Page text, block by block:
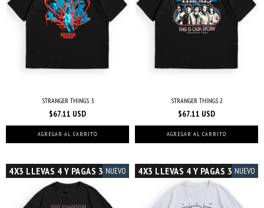
STRANGER THINGS 3
$67.11 USD
AGREGAR AL CARRITO
STRANGER THINGS 2
$67.11 USD
AGREGAR AL CARRITO
4X3 LLEVAS 4 Y PAGAS 3 NUEVO 4X3 LLEVAS 4 Y PAGAS 3 NUEVO